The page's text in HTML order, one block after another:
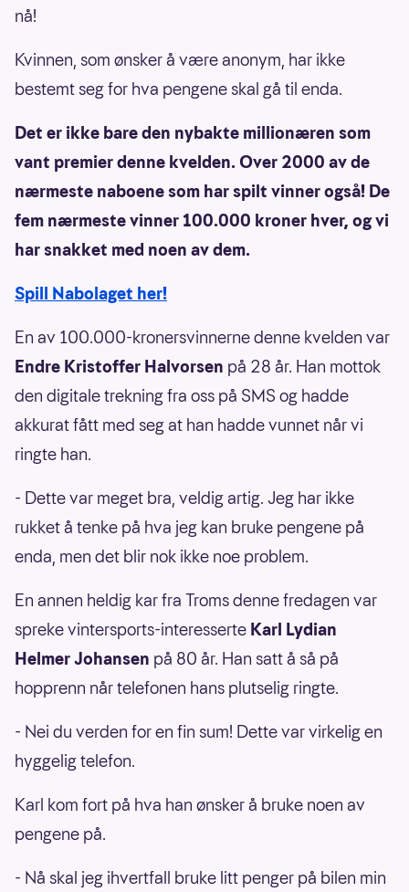
nå!
Kvinnen, som ønsker å være anonym, har ikke
bestemt seg for hva pengene skal gå til enda.
Det er ikke bare den nybakte millionæren som
vant premier denne kvelden. Over 2000 av de
nærmeste naboene som har spilt vinner også! De
fem nærmeste vinner 100.000 kroner hver, og vi
har snakket med noen av dem.
Spill Nabolaget her!
En av 100.000-kronersvinnerne denne kvelden var
Endre Kristoffer Halvorsen på 28 år. Han mottok
den digitale trekning fra oss på SMS og hadde
akkurat fått med seg at han hadde vunnet når vi
ringte han.
- Dette var meget bra, veldig artig. Jeg har ikke
rukket å tenke på hva jeg kan bruke pengene på
enda, men det blir nok ikke noe problem.
En annen heldig kar fra Troms denne fredagen var
spreke vintersports-interesserte Karl Lydian
Helmer Johansen på 80 år. Han satt å så på
hopprenn når telefonen hans plutselig ringte.
- Nei du verden for en fin sum! Dette var virkelig en
hyggelig telefon.
Karl kom fort på hva han ønsker å bruke noen av
pengene på.
- Nå skal jeg ihvertfall bruke litt penger på bilen min